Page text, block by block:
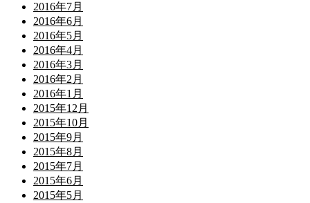
2016年7月
2016年6月
2016年5月
2016年4月
2016年3月
2016年2月
2016年1月
2015年12月
2015年10月
2015年9月
2015年8月
2015年7月
2015年6月
2015年5月